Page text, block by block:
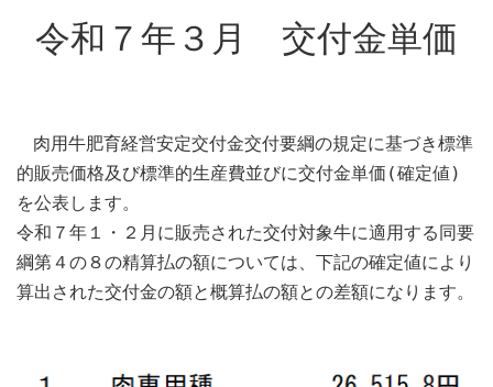
令和７年３月 交付金単価
肉用牛肥育経営安定交付金交付要綱の規定に基づき標準
的販売価格及び標準的生産費並びに交付金単価(確定値)
を公表します。
令和７年１・２月に販売された交付対象牛に適用する同要
綱第４の８の精算払の額については、下記の確定値により
算出された交付金の額と概算払の額との差額になります。